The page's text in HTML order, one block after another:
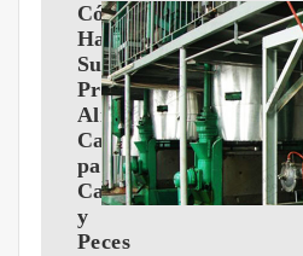
Cómo
Hacer
Su
Propio
Alimento
Casero
para
Camarones
y
Peces